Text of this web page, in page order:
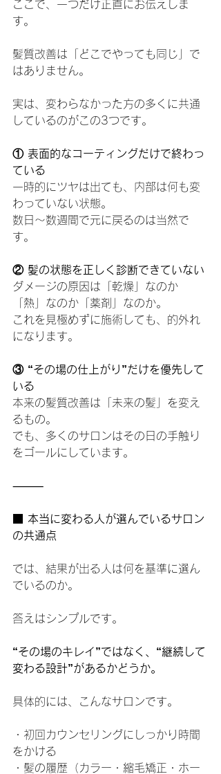
ここで、一つだけ正直にお伝えしま
す。
髪質改善は「どこでやっても同じ」で
はありません。
実は、変わらなかった方の多くに共通
しているのがこの3つです。
① 表面的なコーティングだけで終わっ
ている
一時的にツヤは出ても、内部は何も変
わっていない状態。
数日〜数週間で元に戻るのは当然で
す。
② 髪の状態を正しく診断できていない
ダメージの原因は「乾燥」なのか
「熱」なのか「薬剤」なのか。
これを見極めずに施術しても、的外れ
になります。
③ “その場の仕上がり”だけを優先して
いる
本来の髪質改善は「未来の髪」を変え
るもの。
でも、多くのサロンはその日の手触り
をゴールにしています。
⸻
■ 本当に変わる人が選んでいるサロン
の共通点
では、結果が出る人は何を基準に選ん
でいるのか。
答えはシンプルです。
“その場のキレイ”ではなく、“継続して
変わる設計”があるかどうか。
具体的には、こんなサロンです。
・初回カウンセリングにしっかり時間
をかける
・髪の履歴（カラー・縮毛矯正・ホー